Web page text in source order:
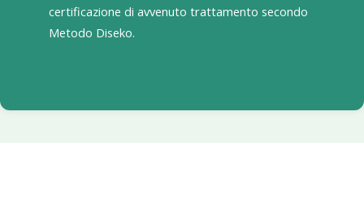
certificazione di avvenuto trattamento secondo
Metodo Diseko.